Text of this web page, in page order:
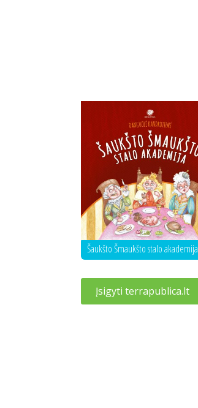
Šaukšto Šmaukšto stalo akademija
Įsigyti terrapublica.lt